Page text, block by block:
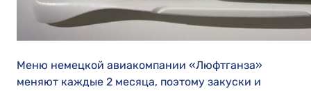
Меню немецкой авиакомпании «Люфтганза»
меняют каждые 2 месяца, поэтому закуски и